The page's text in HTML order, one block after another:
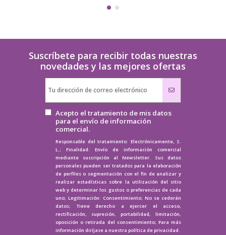
Suscríbete para recibir todas nuestras
novedades y las mejores ofertas
Acepto el tratamiento de mis datos
para el envío de información
comercial.
Responsable del tratamiento: Electrónicamente, S.
L.; Finalidad: Envío de información comercial
mediante suscripción al Newsletter. Sus datos
personales pueden ser tratados para la elaboración
de perfiles o segmentación con el fin de analizar y
realizar estadísticas sobre la utilización del sitio
web y determinar los gustos o preferencias de cada
uno; Legitimación: Consentimiento; No se cederán
datos; Tiene derecho a ejercer el acceso,
rectificación, supresión, portabilidad, limitación,
oposición o retirada del consentimiento; Para más
información diríjase a nuestra política de privacidad.